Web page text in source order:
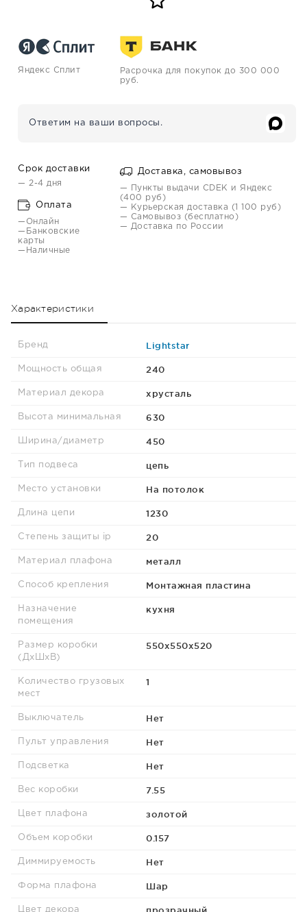
Яндекс Сплит
Расрочка для покупок до 300 000
руб.
Ответим на ваши вопросы.
Срок доставки
— 2-4 дня
Оплата
—Онлайн
—Банковские
карты
—Наличные
Доставка, самовывоз
— Пункты выдачи CDEK и Яндекс
(400 руб)
— Курьерская доставка (1 100 руб)
— Самовывоз (бесплатно)
— Доставка по России
Характеристики
Бренд Lightstar
Мощность общая 240
Материал декора хрусталь
Высота минимальная 630
Ширина/диаметр 450
Тип подвеса цепь
Место установки На потолок
Длина цепи 1230
Степень защиты ip 20
Материал плафона металл
Способ крепления Монтажная пластина
Назначение
помещения
кухня
Размер коробки
(ДхШхВ)
550х550х520
Количество грузовых
мест
1
Выключатель Нет
Пульт управления Нет
Подсветка Нет
Вес коробки 7.55
Цвет плафона золотой
Объем коробки 0.157
Диммируемость Нет
Форма плафона Шар
Цвет декора прозрачный